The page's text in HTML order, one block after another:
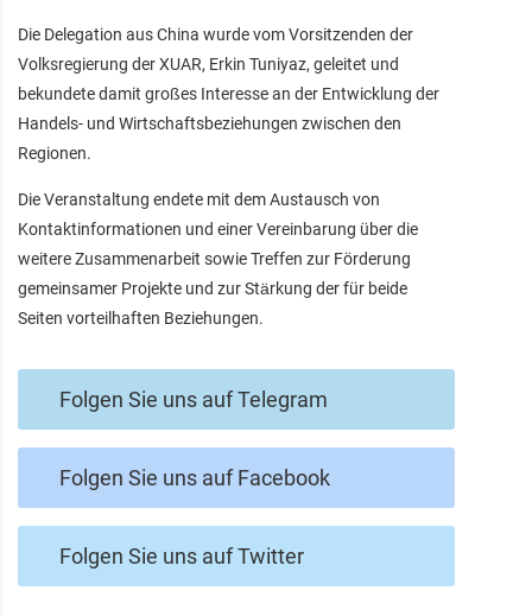
Die Delegation aus China wurde vom Vorsitzenden der
Volksregierung der XUAR, Erkin Tuniyaz, geleitet und
bekundete damit großes Interesse an der Entwicklung der
Handels- und Wirtschaftsbeziehungen zwischen den
Regionen.
Die Veranstaltung endete mit dem Austausch von
Kontaktinformationen und einer Vereinbarung über die
weitere Zusammenarbeit sowie Treffen zur Förderung
gemeinsamer Projekte und zur Stärkung der für beide
Seiten vorteilhaften Beziehungen.
Folgen Sie uns auf Telegram
Folgen Sie uns auf Facebook
Folgen Sie uns auf Twitter